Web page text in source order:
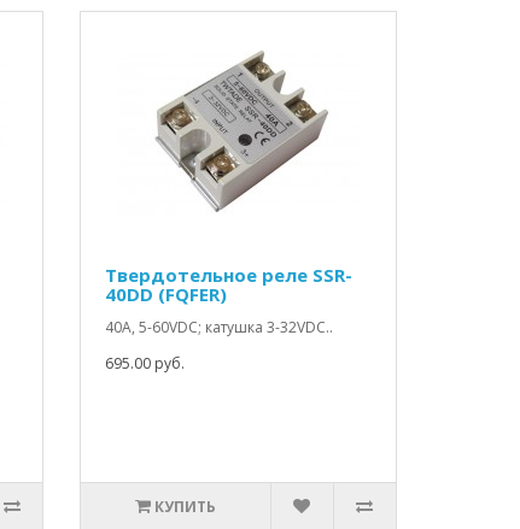
Твердотельное реле SSR-
40DD (FQFER)
40A, 5-60VDC; катушка 3-32VDC..
695.00 руб.
КУПИТЬ